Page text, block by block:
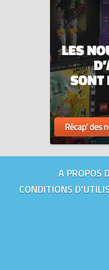
A PROPOS
CONDITIONS